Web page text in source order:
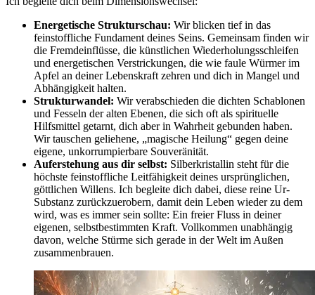
Energetische Strukturschau: Wir blicken tief in das
feinstoffliche Fundament deines Seins. Gemeinsam finden wir
die Fremdeinflüsse, die künstlichen Wiederholungsschleifen
und energetischen Verstrickungen, die wie faule Würmer im
Apfel an deiner Lebenskraft zehren und dich in Mangel und
Abhängigkeit halten.
Strukturwandel: Wir verabschieden die dichten Schablonen
und Fesseln der alten Ebenen, die sich oft als spirituelle
Hilfsmittel getarnt, dich aber in Wahrheit gebunden haben.
Wir tauschen geliehene, „magische Heilung“ gegen deine
eigene, unkorrumpierbare Souveränität.
Auferstehung aus dir selbst: Silberkristallin steht für die
höchste feinstoffliche Leitfähigkeit deines ursprünglichen,
göttlichen Willens. Ich begleite dich dabei, diese reine Ur-
Substanz zurückzuerobern, damit dein Leben wieder zu dem
wird, was es immer sein sollte: Ein freier Fluss in deiner
eigenen, selbstbestimmten Kraft. Vollkommen unabhängig
davon, welche Stürme sich gerade in der Welt im Außen
zusammenbrauen.